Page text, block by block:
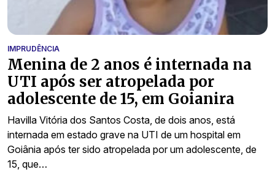
IMPRUDÊNCIA
Menina de 2 anos é internada na
UTI após ser atropelada por
adolescente de 15, em Goianira
Havilla Vitória dos Santos Costa, de dois anos, está
internada em estado grave na UTI de um hospital em
Goiânia após ter sido atropelada por um adolescente, de
15, que…